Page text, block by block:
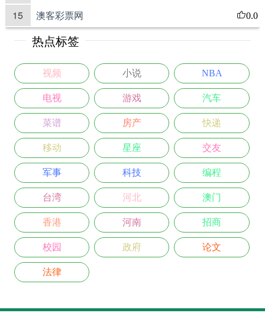
15 澳客彩票网 0.0
热点标签
视频 小说 NBA
电视 游戏 汽车
菜谱 房产 快递
移动 星座 交友
军事 科技 编程
台湾 河北 澳门
香港 河南 招商
校园 政府 论文
法律